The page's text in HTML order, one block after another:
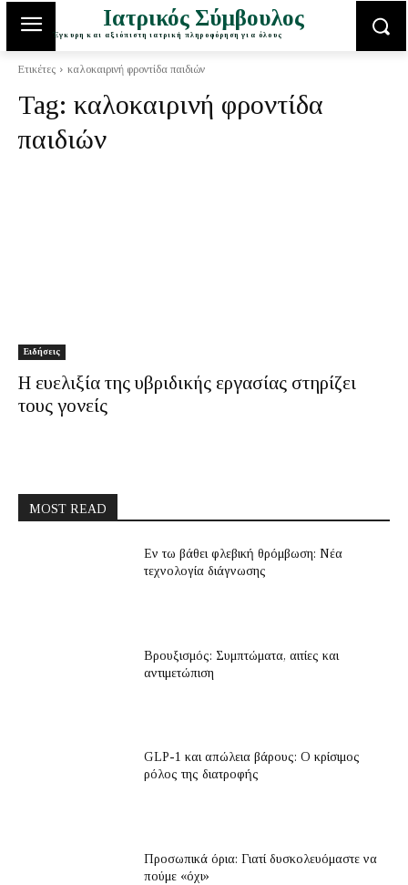
Ιατρικός Σύμβουλος
Έγκυρη και αξιόπιστη ιατρική πληροφόρηση για όλους
Ετικέτες καλοκαιρινή φροντίδα παιδιών
Tag: καλοκαιρινή φροντίδα
παιδιών
Ειδήσεις
Η ευελιξία της υβριδικής εργασίας στηρίζει
τους γονείς
MOST READ
Εν τω βάθει φλεβική θρόμβωση: Νέα
τεχνολογία διάγνωσης
Βρουξισμός: Συμπτώματα, αιτίες και
αντιμετώπιση
GLP-1 και απώλεια βάρους: Ο κρίσιμος
ρόλος της διατροφής
Προσωπικά όρια: Γιατί δυσκολευόμαστε να
πούμε «όχι»